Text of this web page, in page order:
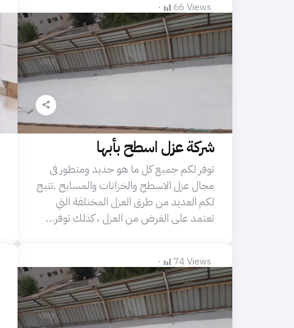
66 Views
شركة عزل اسطح بأبها
توفر لكم جميع كل ما هو جديد ومتطور فى
مجال عزل الاسطح والخزانات والمسابح .تتيح
لكم العديد من طرق العزل المختلفة التي
تعتمد على الغرض من العزل ، كذلك توفر…
74Views